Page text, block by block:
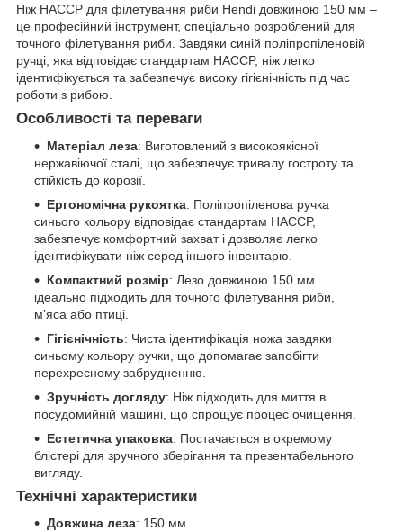
Ніж HACCP для філетування риби Hendi довжиною 150 мм –
це професійний інструмент, спеціально розроблений для
точного філетування риби. Завдяки синій поліпропіленовій
ручці, яка відповідає стандартам HACCP, ніж легко
ідентифікується та забезпечує високу гігієнічність під час
роботи з рибою.
Особливості та переваги
Матеріал леза: Виготовлений з високоякісної
нержавіючої сталі, що забезпечує тривалу гостроту та
стійкість до корозії.
Ергономічна рукоятка: Поліпропіленова ручка
синього кольору відповідає стандартам HACCP,
забезпечує комфортний захват і дозволяє легко
ідентифікувати ніж серед іншого інвентарю.
Компактний розмір: Лезо довжиною 150 мм
ідеально підходить для точного філетування риби,
м’яса або птиці.
Гігієнічність: Чиста ідентифікація ножа завдяки
синьому кольору ручки, що допомагає запобігти
перехресному забрудненню.
Зручність догляду: Ніж підходить для миття в
посудомийній машині, що спрощує процес очищення.
Естетична упаковка: Постачається в окремому
блістері для зручного зберігання та презентабельного
вигляду.
Технічні характеристики
Довжина леза: 150 мм.